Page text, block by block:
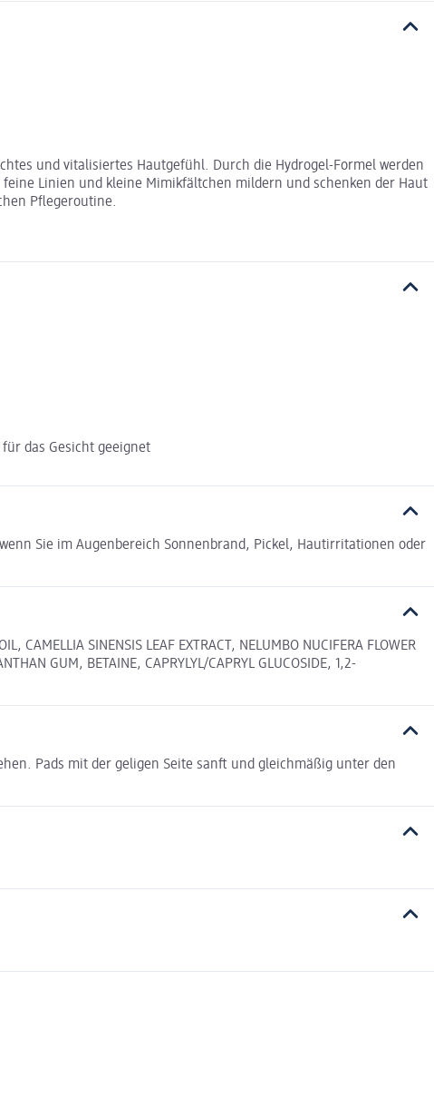
und vitalisiertes Hautgefühl. Durch die Hydrogel-Formel werden
Linien und kleine Mimikfältchen mildern und schenken der Haut
Pflegeroutine.
das Gesicht geeignet
Sie im Augenbereich Sonnenbrand, Pickel, Hautirritationen oder
CAMELLIA SINENSIS LEAF EXTRACT, NELUMBO NUCIFERA FLOWER
GUM, BETAINE, CAPRYLYL/CAPRYL GLUCOSIDE, 1,2-
Pads mit der geligen Seite sanft und gleichmäßig unter den